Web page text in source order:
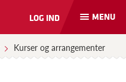
Åbn
og
luk
MENU
LOG IND
Kurser og arrangementer